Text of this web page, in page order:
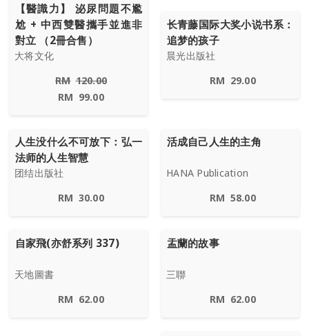
【醫識力】 泌尿問題不尷
尬 + 中西雙醫攜手並進非
對立 （2冊合售）
大将文化
RM 120.00
RM 99.00
长青藤国际大奖小说书系：
追梦的孩子
晨光出版社
RM 29.00
人生没什么不可放下：弘一
法师的人生智慧
团结出版社
RM 30.00
活成自己人生的主角
HANA Publication
RM 58.00
自家飛(亦舒系列 337)
天地圖書
RM 62.00
盂蘭的故事
三聯
RM 62.00